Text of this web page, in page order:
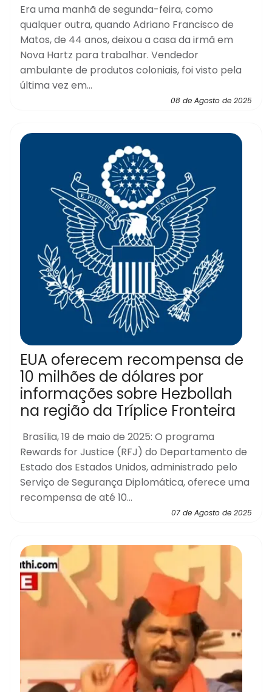
Era uma manhã de segunda-feira, como
qualquer outra, quando Adriano Francisco de
Matos, de 44 anos, deixou a casa da irmã em
Nova Hartz para trabalhar. Vendedor
ambulante de produtos coloniais, foi visto pela
última vez em...
08 de Agosto de 2025
EUA oferecem recompensa de
10 milhões de dólares por
informações sobre Hezbollah
na região da Tríplice Fronteira
Brasília, 19 de maio de 2025: O programa
Rewards for Justice (RFJ) do Departamento de
Estado dos Estados Unidos, administrado pelo
Serviço de Segurança Diplomática, oferece uma
recompensa de até 10...
07 de Agosto de 2025